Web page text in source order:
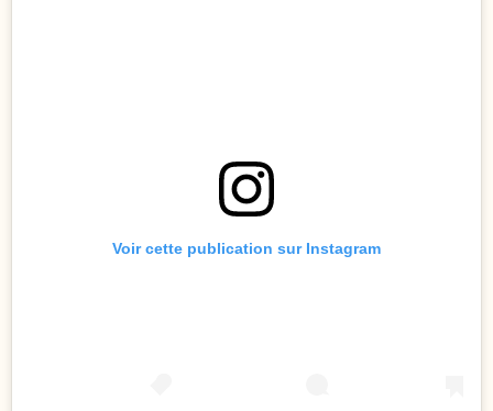
Voir cette publication sur Instagram